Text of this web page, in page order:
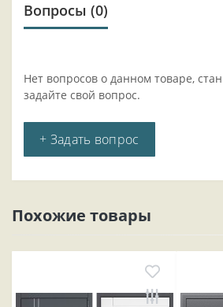
Вопросы (0)
Нет вопросов о данном товаре,
задайте свой вопрос.
+ Задать вопрос
Похожие товары